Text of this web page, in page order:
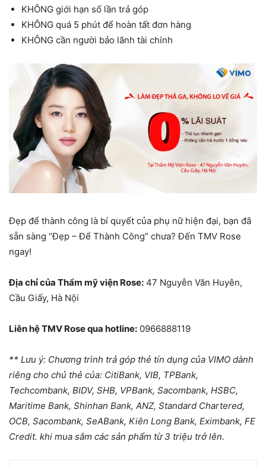
KHÔNG giới hạn số lần trả góp
KHÔNG quá 5 phút để hoàn tất đơn hàng
KHÔNG cần người bảo lãnh tài chính
Đẹp để thành công là bí quyết của phụ nữ hiện đại, bạn đã
sẵn sàng “Đẹp – Để Thành Công” chưa? Đến TMV Rose
ngay!
Địa chỉ của Thẩm mỹ viện Rose: 47 Nguyễn Văn Huyên,
Cầu Giấy, Hà Nội
Liên hệ TMV Rose qua hotline: 0966888119
** Lưu ý: Chương trình trả góp thẻ tín dụng của VIMO dành
riêng cho chủ thẻ của: CitiBank, VIB, TPBank,
Techcombank, BIDV, SHB, VPBank, Sacombank, HSBC,
Maritime Bank, Shinhan Bank, ANZ, Standard Chartered,
OCB, Sacombank, SeABank, Kiên Long Bank, Eximbank, FE
Credit. khi mua sắm các sản phẩm từ 3 triệu trở lên.